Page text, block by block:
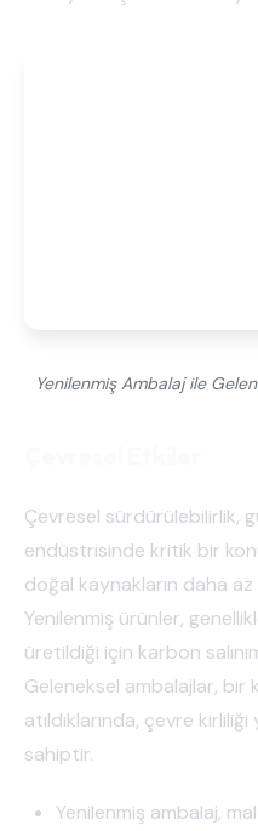
Yenilenmiş Ambalaj ile
Çevresel sürdürülebilirlik,
endüstrisinde kritik bir
doğal kaynakların daha
Yenilenmiş ürünler,
üretildiği için karbon
Geleneksel ambalajlar, bir
atıldıklarında, çevre
sahiptir.
Yenilenmiş ambalaj,